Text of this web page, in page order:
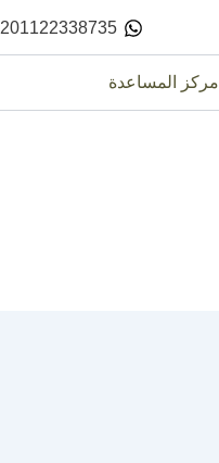
201122338735
مركز المساعدة